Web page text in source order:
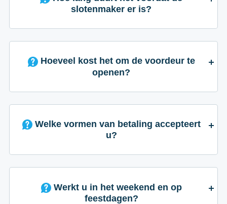
slotenmaker er is?
Hoeveel kost het om de voordeur te
openen?
Welke vormen van betaling accepteert
u?
Werkt u in het weekend en op
feestdagen?